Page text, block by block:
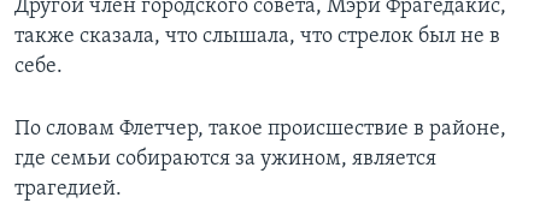
Другой член городского совета, Мэри Фрагедакис,
также сказала, что слышала, что стрелок был не в
себе.
По словам Флетчер, такое происшествие в районе,
где семьи собираются за ужином, является
трагедией.